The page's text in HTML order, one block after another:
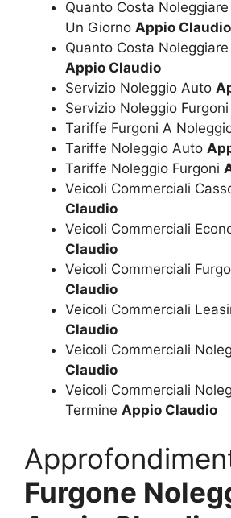
Quanto Costa
Un Giorno Appio Claudio
Quanto Costa
Appio Claudio
Servizio Noleggio Auto
Servizio Noleggio Furgoni
Tariffe Furgoni A
Tariffe Noleggio Auto
Tariffe Noleggio Furgoni
Veicoli Commerciali
Claudio
Veicoli Commerciali
Claudio
Veicoli Commerciali
Claudio
Veicoli Commerciali
Claudio
Veicoli Commerciali
Claudio
Veicoli Commerciali
Termine Appio Claudio
Furgone